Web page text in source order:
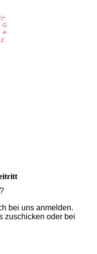
bei uns anmelden.
zuschicken oder bei